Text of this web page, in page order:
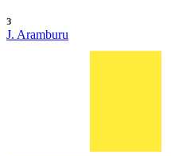
з
J. Aramburu